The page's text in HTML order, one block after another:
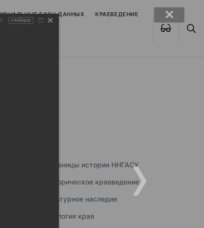
БАЗЫ ДАННЫХ КРАЕВЕДЕНИЕ
Страницы истории ННГАСУ
Историческое краеведение
Культурное наследие
Экология края
слайдер